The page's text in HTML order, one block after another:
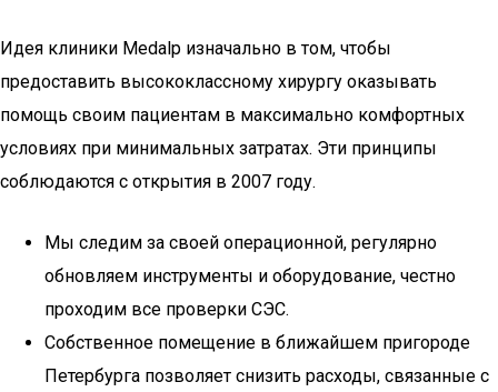
Идея клиники Medalp изначально в том, чтобы
предоставить высококлассному хирургу оказывать
помощь своим пациентам в максимально комфортных
условиях при минимальных затратах. Эти принципы
соблюдаются с открытия в 2007 году.
Мы следим за своей операционной, регулярно
обновляем инструменты и оборудование, честно
проходим все проверки СЭС.
Собственное помещение в ближайшем пригороде
Петербурга позволяет снизить расходы, связанные с